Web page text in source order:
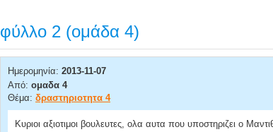
φύλλο 2 (ομάδα 4)
Ημερομηνία: 2013-11-07
Από: ομαδα 4
Θέμα: δραστηριοτητα 4
Κυριοι αξιοτιμοι βουλευτες, ολα αυτα που υποστηριζει ο